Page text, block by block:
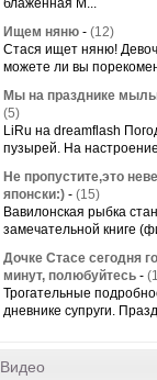
блаженная М...
Ищем няню - (12)
Стася ищет няню!
можете ли вы
Мы на празднике
(5)
LiRu на dreamflash
пузырей. На
Не пропустите,это
японски:) - (15)
Вавилонская рыбка
замечательной книге
Дочке Стасе сегодня
минут, полюбуйтесь -
Трогательные
дневнике супруги.
Видео